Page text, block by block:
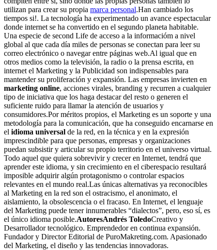
utilizan para crear su propia marca personal.Han cambiado los
tiempos si!. La tecnología ha experimentado un avance espectacular
donde internet se ha convertido en el segundo planeta habitable.
Una especie de second Life de acceso a la informacióm a nivel
global al que cada día miles de personas se conectan para leer su
correo electrónico o navegar entre páginas web.Al igual que en
otros medios como la televisión, la radio o la prensa escrita, en
internet el Marketing y la Publicidad son indispensables para
mantender su proliferación y expansión. Las empresas invierten en
marketing online, acciones virales, branding y recurren a cualquier
tipo de iniciativa que los haga destacar del resto o generen el
suficiente ruido para llamar la atención de usuarios y
consumidores.Por méritos propios, el Marketing es un soporte y una
metodología para la comunicación, que ha conseguido encarnarse en
el idioma universal de la red, en la técnica y en la expresión
imprescindible para que personas, empresas y organizaciones
puedan subsistir y articular su propio territorio en el universo virtual.
Todo aquel que quiera sobrevivir y crecer en Internet, tendrá que
aprender este idioma, y sin crecimiento en el ciberespacio resultará
imposible adquirir algún protagonismo o controlar espacios
relevantes en el mundo real.Las únicas alternativas ya reconocibles
al Marketing en la red son el ostracismo, el anonimato, el
aislamiento, la obsolescencia o el fracaso. En Internet, el lenguaje
del Marketing puede tener innumerables “dialectos”, pero, eso sí, es
el único idioma posible.AutoresAndrés ToledoCreativo y
Desarrollador tecnológico. Emprendedor en continua expansión.
Fundador y Director Editorial de PuroMakreting.com. Apasionado
del Marketing, el diseño y las tendencias innovadoras.